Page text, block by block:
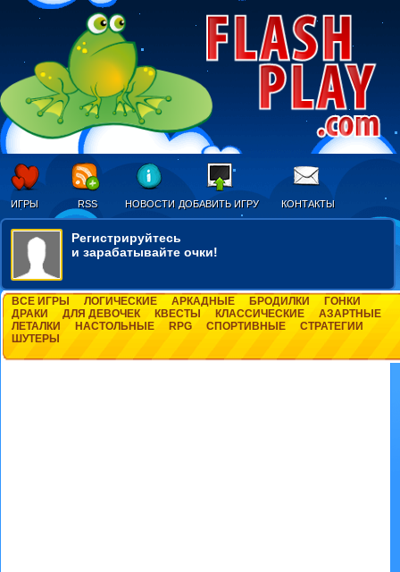
ИГРЫ RSS НОВОСТИ ДОБАВИТЬ ИГРУ КОНТАКТЫ
Регистрируйтесь
и зарабатывайте очки!
ВСЕ ИГРЫ ЛОГИЧЕСКИЕ АРКАДНЫЕ БРОДИЛКИ
ГОНКИ
ДРАКИ
ДЛЯ ДЕВОЧЕК КВЕСТЫ КЛАССИЧЕСКИЕ
АЗАРТНЫЕ
ЛЕТАЛКИ
НАСТОЛЬНЫЕ RPG СПОРТИВНЫЕ
СТРАТЕГИИ
ШУТЕРЫ